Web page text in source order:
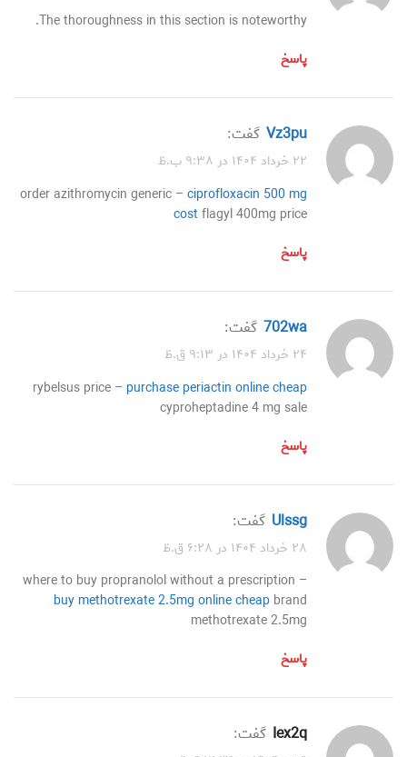
The thoroughness in this section is noteworthy.
پاسخ
vz3pu گفت:
۲۲ خرداد ۱۴۰۴ در ۹:۳۸ ب.ظ
order azithromycin generic – ciprofloxacin 500 mg
cost flagyl 400mg price
پاسخ
702wa گفت:
۲۴ خرداد ۱۴۰۴ در ۹:۱۳ ق.ظ
rybelsus price – purchase periactin online cheap
cyproheptadine 4 mg sale
پاسخ
ulssg گفت:
۲۸ خرداد ۱۴۰۴ در ۶:۲۸ ق.ظ
where to buy propranolol without a prescription –
buy methotrexate 2.5mg online cheap brand
methotrexate 2.5mg
پاسخ
iex2q گفت: